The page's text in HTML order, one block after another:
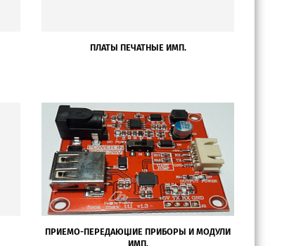
ПЛАТЫ ПЕЧАТНЫЕ ИМП.
ПРИЕМО-ПЕРЕДАЮЩИЕ ПРИБОРЫ И МОДУЛИ
ИМП.